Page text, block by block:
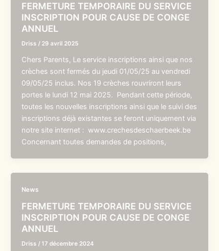
FERMETURE TEMPORAIRE DU SERVICE
INSCRIPTION POUR CAUSE DE CONGE
ANNUEL
Driss / 29 avril 2025
Chers Parents, Le service inscriptions ainsi que nos
crèches sont fermés du jeudi 01/05/25 au vendredi
09/05/25 inclus. Nos 19 crèches rouvriront leurs
portes le lundi 12 mai 2025. Pendant cette période,
toutes les nouvelles inscriptions ainsi que le suivi des
inscriptions déjà existantes se feront uniquement via
notre site internet : www.crechesdeschaerbeek.be
Concernant toutes demandes de positions,
News
FERMETURE TEMPORAIRE DU SERVICE
INSCRIPTION POUR CAUSE DE CONGE
ANNUEL
Driss /17 décembre 2024